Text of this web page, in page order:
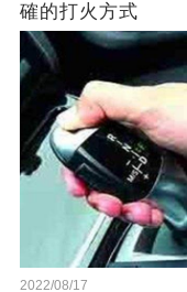
確的打火方式
2022/08/17